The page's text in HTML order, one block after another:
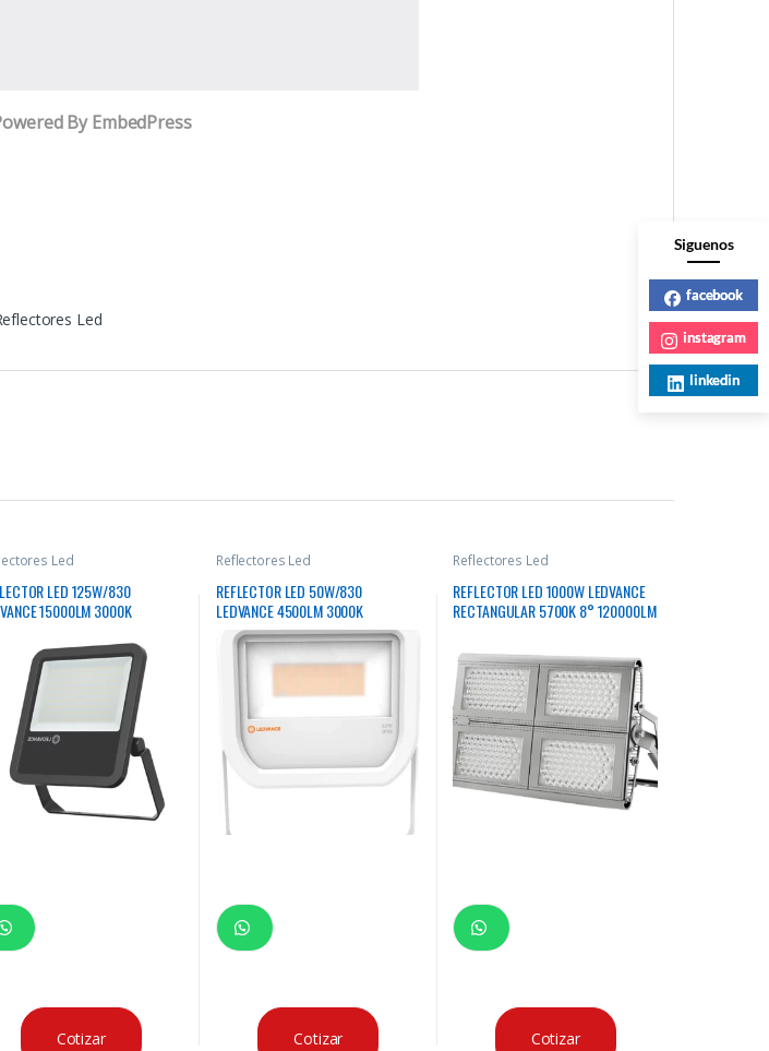
By EmbedPress
Led
Led
LED 125W/830
15000LM 3000K
Cotizar
Reflectores Led
REFLECTOR LED 50W/830
LEDVANCE 4500LM 3000K
30000HRS RECTANGULAR BLANCO
Cotizar
Reflectores Led
REFLECTOR LED 1000W LEDVANCE
RECTANGULAR 5700K 8° 120000LM
Cotizar
Siguenos
facebook
instagram
linkedin